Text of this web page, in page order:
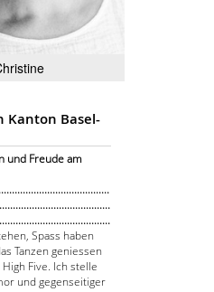
Kanton Basel-
und Freude am
Spass haben
Tanzen geniessen
Five. Ich stelle
und gegenseitiger